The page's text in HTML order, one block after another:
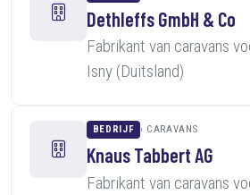
Dethleffs GmbH & Co
Fabrikant van caravans
Isny (Duitsland)
BEDRIJF CARAVANS
Knaus Tabbert AG
Fabrikant van caravans